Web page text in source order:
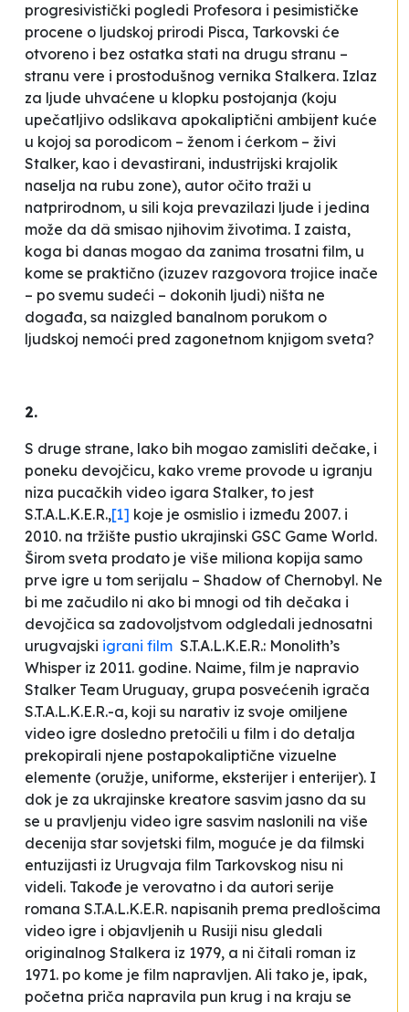
progresivistički pogledi Profesora i pesimističke
procene o ljudskoj prirodi Pisca, Tarkovski će
otvoreno i bez ostatka stati na drugu stranu –
stranu vere i prostodušnog vernika Stalkera. Izlaz
za ljude uhvaćene u klopku postojanja (koju
upečatljivo odslikava apokaliptični ambijent kuće
u kojoj sa porodicom – ženom i ćerkom – živi
Stalker, kao i devastirani, industrijski krajolik
naselja na rubu zone), autor očito traži u
natprirodnom, u sili koja prevazilazi ljude i jedina
može da dâ smisao njihovim životima. I zaista,
koga bi danas mogao da zanima trosatni film, u
kome se praktično (izuzev razgovora trojice inače
– po svemu sudeći – dokonih ljudi) ništa ne
događa, sa naizgled banalnom porukom o
ljudskoj nemoći pred zagonetnom knjigom sveta?
2.
S druge strane, lako bih mogao zamisliti dečake, i
poneku devojčicu, kako vreme provode u igranju
niza pucačkih video igara Stalker, to jest
S.T.A.L.K.E.R.,[1] koje je osmislio i između 2007. i
2010. na tržište pustio ukrajinski GSC Game World.
Širom sveta prodato je više miliona kopija samo
prve igre u tom serijalu – Shadow of Chernobyl. Ne
bi me začudilo ni ako bi mnogi od tih dečaka i
devojčica sa zadovoljstvom odgledali jednosatni
urugvajski igrani film S.T.A.L.K.E.R.: Monolith’s
Whisper iz 2011. godine. Naime, film je napravio
Stalker Team Uruguay, grupa posvećenih igrača
S.T.A.L.K.E.R.-a, koji su narativ iz svoje omiljene
video igre dosledno pretočili u film i do detalja
prekopirali njene postapokaliptične vizuelne
elemente (oružje, uniforme, eksterijer i enterijer). I
dok je za ukrajinske kreatore sasvim jasno da su
se u pravljenju video igre sasvim naslonili na više
decenija star sovjetski film, moguće je da filmski
entuzijasti iz Urugvaja film Tarkovskog nisu ni
videli. Takođe je verovatno i da autori serije
romana S.T.A.L.K.E.R. napisanih prema predlošcima
video igre i objavljenih u Rusiji nisu gledali
originalnog Stalkera iz 1979, a ni čitali roman iz
1971. po kome je film napravljen. Ali tako je, ipak,
početna priča napravila pun krug i na kraju se